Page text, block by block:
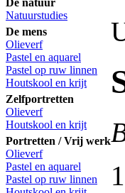
De natuur
Natuurstudies
De mens
Olieverf
Pastel en aquarel
Pastel op ruw linnen
Houtskool en krijt
Zelfportretten
Olieverf
Houtskool en krijt
Portretten / Vrij werk
Olieverf
Pastel en aquarel
Pastel op ruw linnen